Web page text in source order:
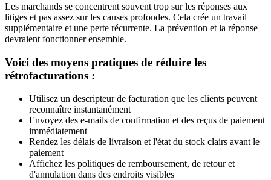
Les marchands se concentrent souvent trop sur les réponses aux
litiges et pas assez sur les causes profondes. Cela crée un travail
supplémentaire et une perte récurrente. La prévention et la réponse
devraient fonctionner ensemble.
Voici des moyens pratiques de réduire les
rétrofacturations :
Utilisez un descripteur de facturation que les clients peuvent
reconnaître instantanément
Envoyez des e-mails de confirmation et des reçus de paiement
immédiatement
Rendez les délais de livraison et l'état du stock clairs avant le
paiement
Affichez les politiques de remboursement, de retour et
d'annulation dans des endroits visibles